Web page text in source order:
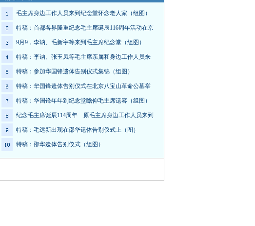
毛主席身边工作人员来到纪念堂怀念老人家（组图）
特稿：首都各界隆重纪念毛主席诞辰116周年活动在京
9月9，李讷、毛新宇等来到毛主席纪念堂（组图）
特稿：李讷、张玉凤等毛主席亲属和身边工作人员来
特稿：参加华国锋遗体告别仪式集锦（组图）
特稿：华国锋遗体告别仪式在北京八宝山革命公墓举
特稿：华国锋年年到纪念堂瞻仰毛主席遗容（组图）
纪念毛主席诞辰114周年 原毛主席身边工作人员来到
特稿：毛远新出现在邵华遗体告别仪式上（图）
特稿：邵华遗体告别仪式（组图）